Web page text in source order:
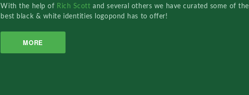
With the help of Rich Scottand several others we have curated some of the
best black & white identities logopond has to offer!
MORE